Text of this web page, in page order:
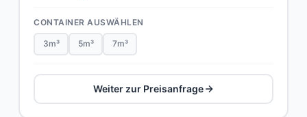
CONTAINER AUSWÄHLEN
3m³ 5m³ 7m³
Weiter zur Preisanfrage